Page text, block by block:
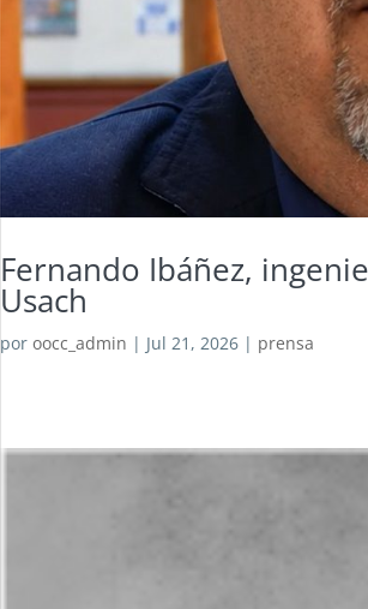
Fernando Ibáñez,
Usach
poroocc_admin | Jul 21, 2026 | prensa